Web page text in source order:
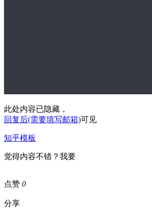
此处内容已隐藏，
回复后(需要填写邮箱)可见
知乎模板
觉得内容不错？我要
点赞 0
分享